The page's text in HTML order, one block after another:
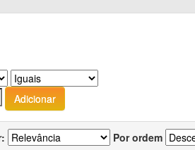
Por ordem